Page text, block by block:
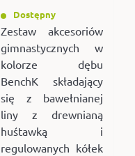
Dostępny
Zestaw akcesoriów
gimnastycznych w
kolorze dębu
BenchK składający
się z bawełnianej
liny z drewnianą
huśtawką i
regulowanych kółek